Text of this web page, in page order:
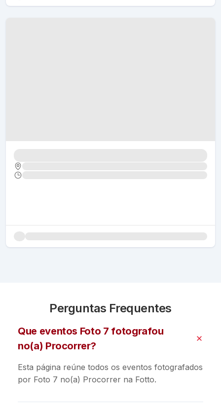
Perguntas Frequentes
Que eventos Foto 7 fotografou
no(a) Procorrer?
Esta página reúne todos os eventos fotografados
por Foto 7 no(a) Procorrer na Fotto.